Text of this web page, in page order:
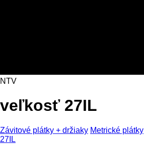
NTV
veľkosť 27IL
Závitové plátky + držiaky Metrické plátky
27IL